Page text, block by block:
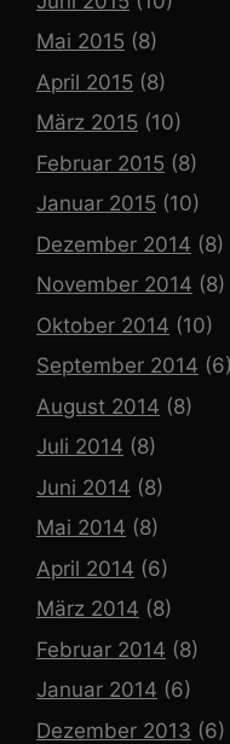
Mai 2015 (8)
April 2015 (8)
März 2015 (10)
Februar 2015 (8)
Januar 2015 (10)
Dezember 2014 (8)
November 2014 (8)
Oktober 2014 (10)
September 2014 (6)
August 2014 (8)
Juli 2014 (8)
Juni 2014 (8)
Mai 2014 (8)
April 2014 (6)
März 2014 (8)
Februar 2014 (8)
Januar 2014 (6)
Dezember 2013 (6)